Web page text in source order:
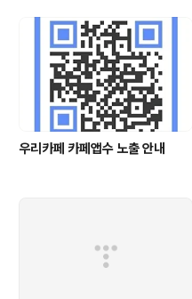
우리카페 카페앱수 노출 안내